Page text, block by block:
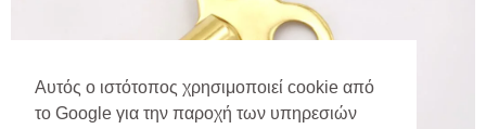
Αυτός ο ιστότοπος χρησιμοποιεί cookie από
το Google για την παροχή των υπηρεσιών